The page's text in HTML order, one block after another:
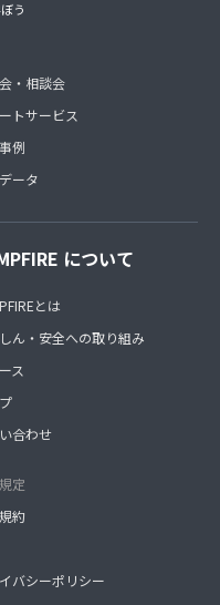
う
・相談会
トサービス
例
ータ
について
とは
ん・安全への取り組み
ス
合わせ
定
約
バシーポリシー